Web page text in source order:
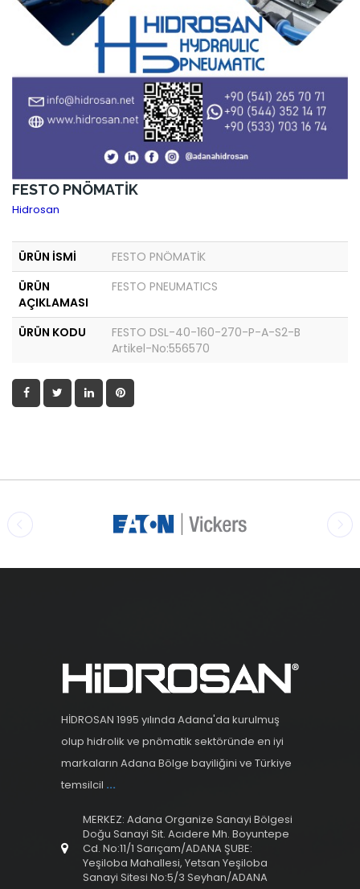
FESTO PNÖMATİK
Hidrosan
ÜRÜN İSMİ
FESTO PNÖMATİK
ÜRÜN
AÇIKLAMASI
FESTO PNEUMATICS
ÜRÜN KODU
FESTO DSL-40-160-270-P-A-S2-B
Artikel-No:556570
HİDROSAN 1995 yılında Adana'da kurulmuş
olup hidrolik ve pnömatik sektöründe en iyi
markaların Adana Bölge bayiliğini ve Türkiye
temsilcil ...
MERKEZ: Adana Organize Sanayi Bölgesi
Doğu Sanayi Sit. Acıdere Mh. Boyuntepe
Cd. No:11/1 Sarıçam/ADANA ŞUBE:
Yeşiloba Mahallesi, Yetsan Yeşiloba
Sanayi Sitesi No:5/3 Seyhan/ADANA